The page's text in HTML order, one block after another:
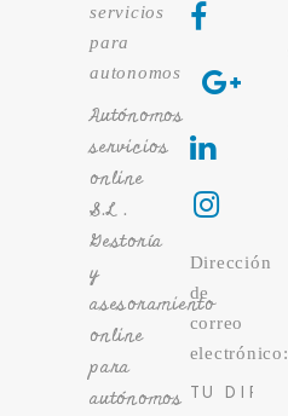
servicios
para
autonomos
Autónomos
servicios
online
S.L .
Gestoría
y
asesoramiento
online
para
autónomos
Dirección
de
correo
electrónico: